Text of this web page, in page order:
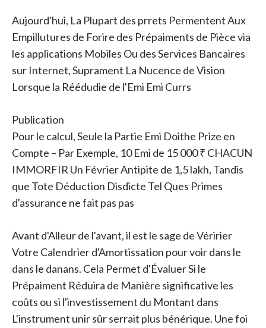
Aujourd'hui, La Plupart des prrets Permentent Aux
Empillutures de Forire des Prépaiments de Pièce via
les applications Mobiles Ou des Services Bancaires
sur Internet, Suprament La Nucence de Vision
Lorsque la Réédudie de l'Emi Emi Currs
Publication
Pour le calcul, Seule la Partie Emi Doithe Prize en
Compte – Par Exemple, 10 Emi de 15 000 ₹ CHACUN
IMMORFIR Un Février Antipite de 1,5 lakh, Tandis
que Tote Déduction Disdicte Tel Ques Primes
d'assurance ne fait pas pas
Avant d'Alleur de l'avant, il est le sage de Véririer
Votre Calendrier d'Amortissation pour voir dans le
dans le danans. Cela Permet d'Évaluer Si le
Prépaiment Réduira de Manière significative les
coûts ou si l'investissement du Montant dans
L'instrument unir sûr serrait plus bénérique. Une foi